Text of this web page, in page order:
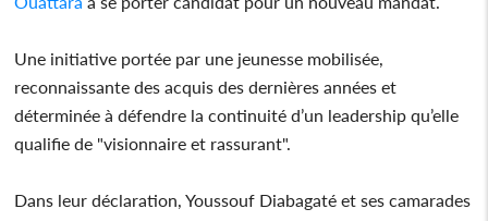
Une initiative portée par une jeunesse mobilisée,
reconnaissante des acquis des dernières années et
déterminée à défendre la continuité d’un leadership qu’elle
qualifie de "visionnaire et rassurant".
Dans leur déclaration, Youssouf Diabagaté et ses camarades